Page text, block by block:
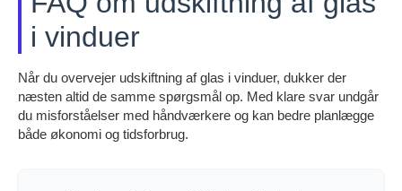
i vinduer
Når du overvejer udskiftning af glas i vinduer, dukker der
næsten altid de samme spørgsmål op. Med klare svar undgår
du misforståelser med håndværkere og kan bedre planlægge
både økonomi og tidsforbrug.